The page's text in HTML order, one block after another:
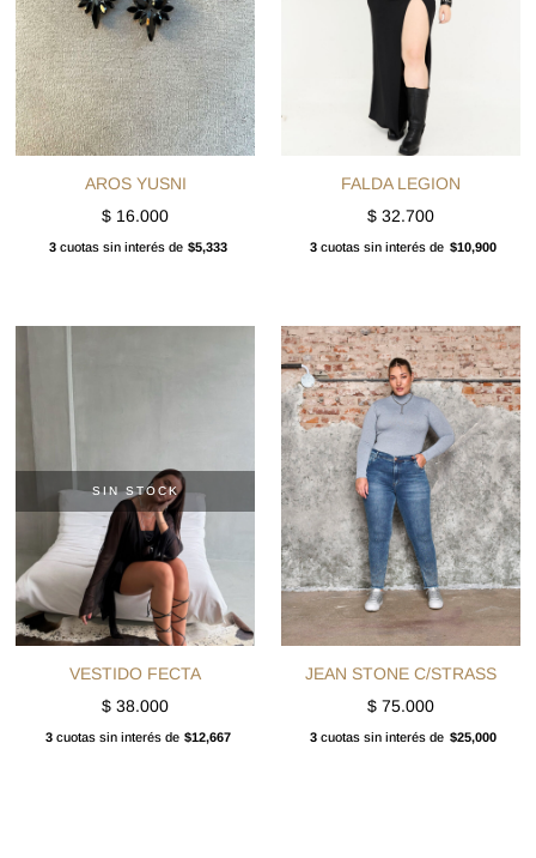
AROS YUSNI
$ 16.000
3cuotas sin interés de $5,333
FALDA LEGION
$32.700
3 cuotas sin interés de $10,900
SIN STOCK
VESTIDO FECTA
$ 38.000
3cuotas sin interés de $12,667
JEAN STONE C/STRASS
$75.000
3 cuotas sin interés de $25,000